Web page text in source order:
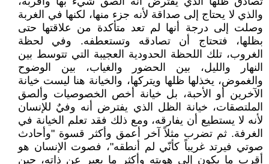
والذي لا يحتاج إلى صداقة لأنه جزء منها، لكنها في الغربة
وصلت إلى درجة أنها لم تعد متأكدة من علاقتها حتى
بظلها، فتحتاج أن تصادقه وتستعطفه. وفي لحظة
الغروب، تلك اللحظة الحدودية العجيبة التي تتوسط بين
النهار والليل، بين الحضور والغياب، بين الوضوح
والغموض، يخذلها ظلها ويتركها، والخيانة هنا ليست خيانة
الآخرين أو الأحبة، بل خيانة أخص الخصوصيات وألصق
الملتصقات، خيانة الظل الذي يفترض أنه وفيٌ للإنسان
لأنه لا يستطيع أن يفارقه، ومع ذلك فقد تعلم الخيانة في
الغرفة. ثم تضرب مثلاً آخر أعمق وأكثر قسوة "وأحادث
صوتي فيرتد غريباً كأنّي لم أنطقه"، فصوت الإنسان هو
أقرب ما يكون إلى هويته وأكثر ما يعبر عن ذاته، حين